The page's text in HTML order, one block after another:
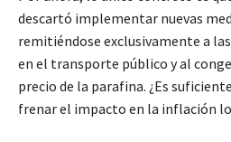
descartó implementar nuevas
remitiéndose exclusivamente a
en el transporte público y al
precio de la parafina. ¿Es
frenar el impacto en la inflación